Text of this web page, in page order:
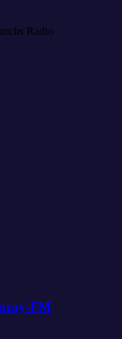
Radio